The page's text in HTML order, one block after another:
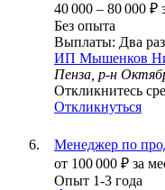
40 000 – 80 000 ₽
Без опыта
Выплаты: Два
ИП Мышенков
Пенза, р-н
Откликнитесь
Откликнуться
Менеджер по
от 100 000 ₽ за
Опыт 1-3 года